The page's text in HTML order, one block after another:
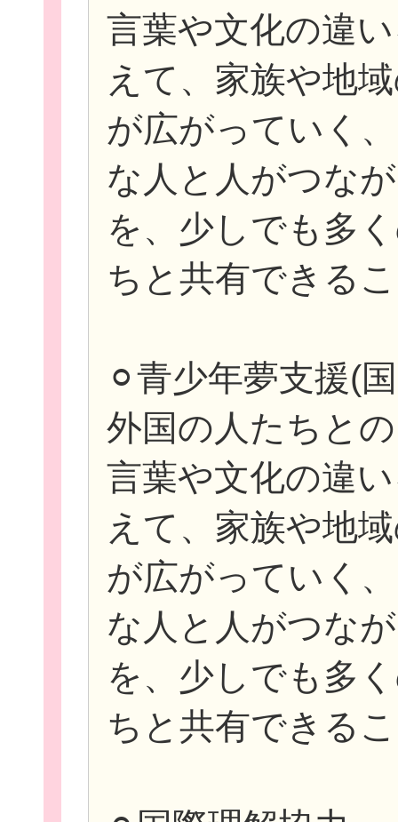
言葉や文化の違
えて、家族や地
が広がっていく
な人と人がつな
を、少しでも多
ちと共有できる
⚪︎青少年夢支援(
外国の人たちと
言葉や文化の違
えて、家族や地
が広がっていく
な人と人がつな
を、少しでも多
ちと共有できる